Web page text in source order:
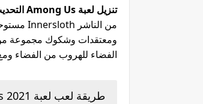
تنزيل لعبة Among Us التحديث الجديد للاندرويد 2021
ومعتقدات وشكوك مجموعة من
الفضاء للهروب من الفضاء
طريقة لعب لعبة Among Us 2021